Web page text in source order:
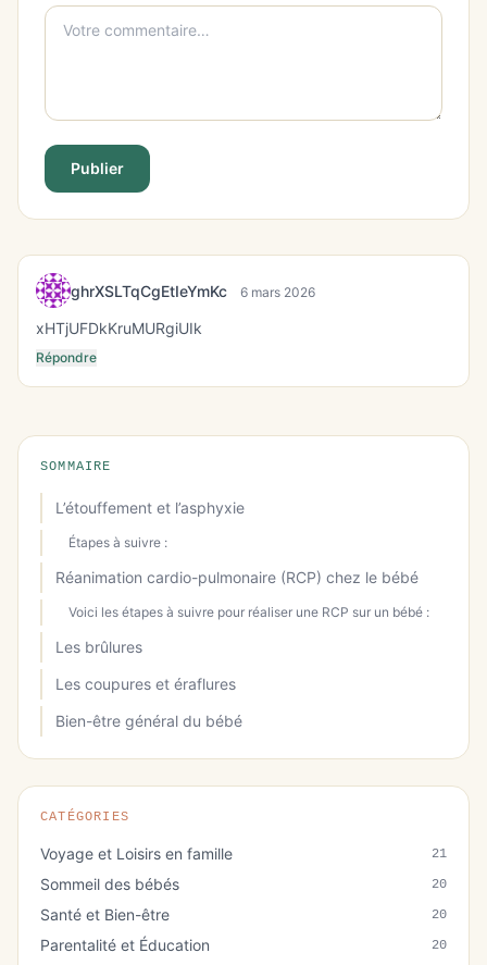
Publier
ghrXSLTqCgEtIeYmKc 6 mars 2026
xHTjUFDkKruMURgiUIk
Répondre
SOMMAIRE
L’étouffement et l’asphyxie
Étapes à suivre :
Réanimation cardio-pulmonaire (RCP) chez le bébé
Voici les étapes à suivre pour réaliser une RCP sur un bébé :
Les brûlures
Les coupures et éraflures
Bien-être général du bébé
CATÉGORIES
Voyage et Loisirs en famille 21
Sommeil des bébés 20
Santé et Bien-être 20
Parentalité et Éducation 20